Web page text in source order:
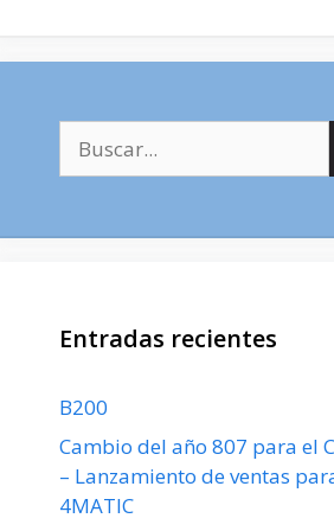
Entradas recientes
B200
Cambio del año 807 para el
– Lanzamiento de ventas
4MATIC